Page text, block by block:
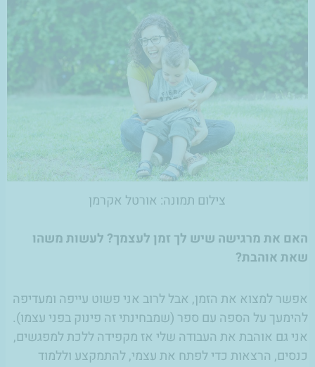
צילום תמונה: אורטל אקרמן
האם את מרגישה שיש לך זמן לעצמך? לעשות משהו
שאת אוהבת?
אפשר למצוא את הזמן, אבל לרוב אני פשוט עייפה ומעדיפה
להימעך על הספה עם ספר (שמבחינתי זה פינוק בפני עצמו).
אני גם אוהבת את העבודה שלי אז מקפידה ללכת למפגשים,
כנסים, הרצאות כדי לפתח את עצמי, להתמקצע וללמוד